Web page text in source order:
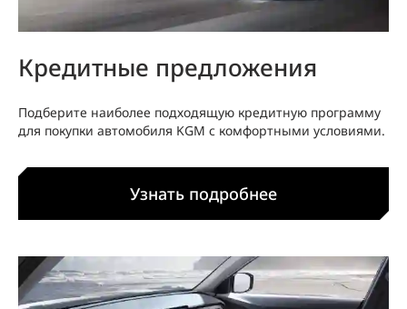
Кредитные предложения
Подберите наиболее подходящую кредитную программу
для покупки автомобиля KGM с комфортными условиями.
Узнать подробнее